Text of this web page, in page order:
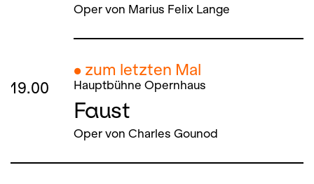
Oper von Marius Felix Lange
● zum letzten Mal
19.00
Hauptbühne Opernhaus
Faust
Oper von Charles Gounod